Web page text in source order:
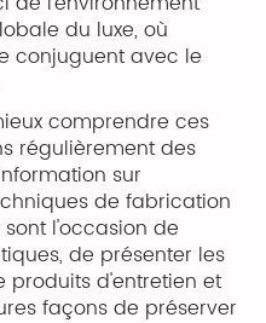
du luxe, où
conjuguent avec le
comprendre ces
régulièrement des
sur
de fabrication
l'occasion de
de présenter les
produits d'entretien et
façons de préserver